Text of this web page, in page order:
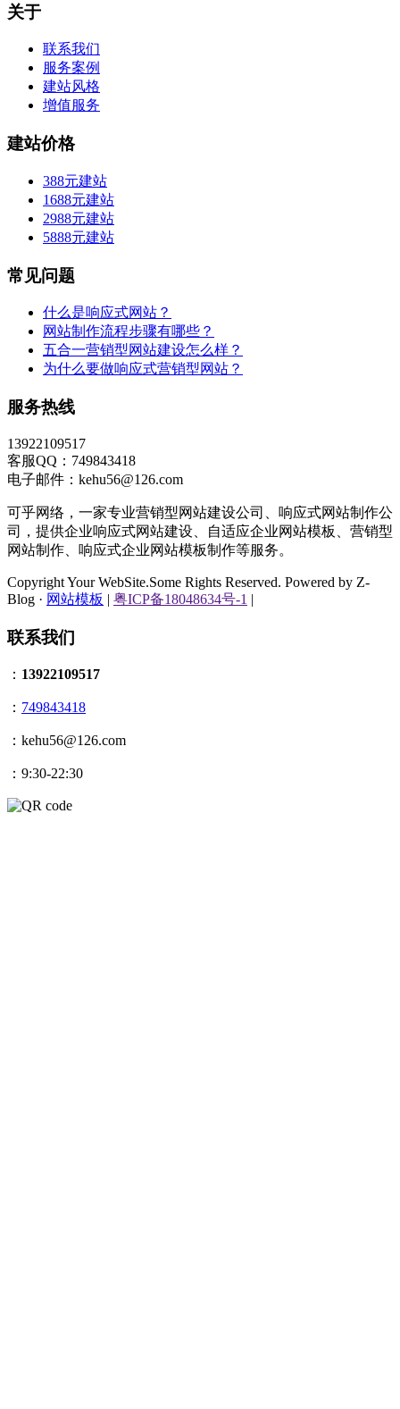
关于
联系我们
服务案例
建站风格
增值服务
建站价格
388元建站
1688元建站
2988元建站
5888元建站
常见问题
什么是响应式网站？
网站制作流程步骤有哪些？
五合一营销型网站建设怎么样？
为什么要做响应式营销型网站？
服务热线
13922109517
客服QQ：749843418
电子邮件：kehu56@126.com
可乎网络，一家专业营销型网站建设公司、响应式网站制作公
司，提供企业响应式网站建设、自适应企业网站模板、营销型
网站制作、响应式企业网站模板制作等服务。
Copyright Your WebSite.Some Rights Reserved. Powered by Z-
Blog · 网站模板 | 粤ICP备18048634号-1 |
联系我们
： 13922109517
： 749843418
：kehu56@126.com
：9:30-22:30